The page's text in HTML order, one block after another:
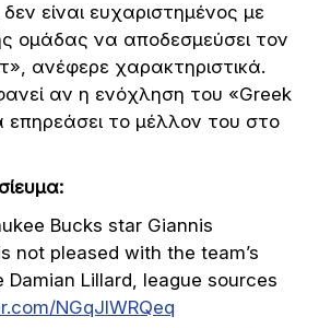
είναι ευχαριστημένος με
ομάδας να αποδεσμεύσει τον
ανέφερε χαρακτηριστικά.
αν η ενόχληση του «Greek
επηρεάσει το μέλλον του στο
Bucks star Giannis
not pleased with the team’s
Damian Lillard, league sources
NGqJIWRQeq